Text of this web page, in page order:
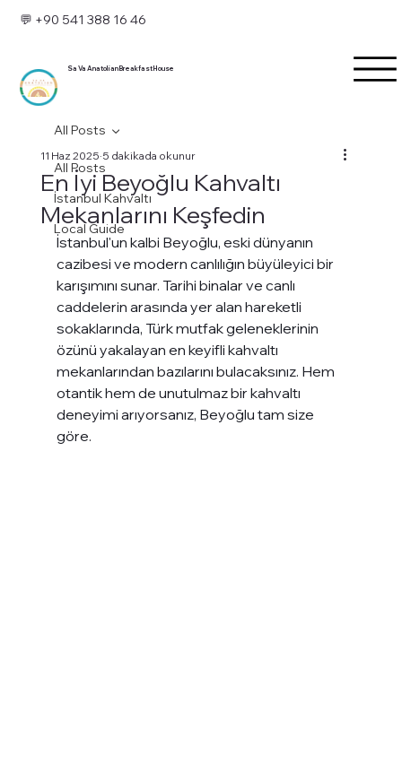
💬 +90 541 388 16 46
Sa Va Anatolian Breakfast House
All Posts
İstanbul Kahvaltı
Local Guide
All Posts
En İyi Beyoğlu Kahvaltı
Mekanlarını Keşfedin
11 Haz 2025 5 dakikada okunur
İstanbul'un kalbi Beyoğlu, eski dünyanın
cazibesi ve modern canlılığın büyüleyici bir
karışımını sunar. Tarihi binalar ve canlı
caddelerin arasında yer alan hareketli
sokaklarında, Türk mutfak geleneklerinin
özünü yakalayan en keyifli kahvaltı
mekanlarından bazılarını bulacaksınız. Hem
otantik hem de unutulmaz bir kahvaltı
deneyimi arıyorsanız, Beyoğlu tam size
göre.